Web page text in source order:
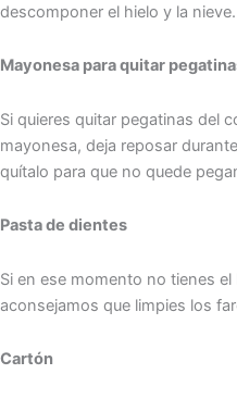
descomponer el hielo y la nieve.
Mayonesa para quitar
Si quieres quitar pegatinas del
mayonesa, deja reposar
quítalo para que no quede
Pasta de dientes
Si en ese momento no tienes
aconsejamos que limpies los
Cartón